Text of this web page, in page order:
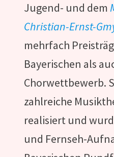
Jugend- und dem
Christian-Ernst-
mehrfach
Bayerischen als
Chorwettbewerb.
zahlreiche
realisiert und
und Fernseh-